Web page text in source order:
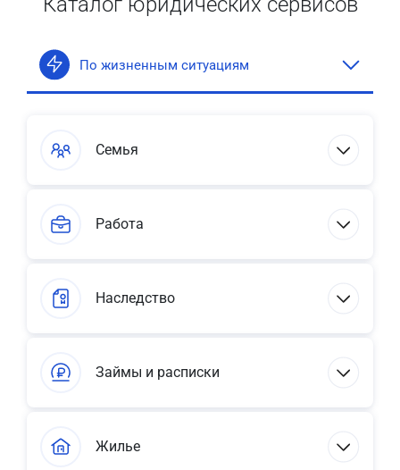
По жизненным ситуациям
Семья
Работа
Наследство
Займы и расписки
Жилье